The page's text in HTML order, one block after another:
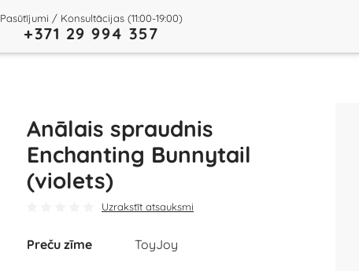
Pasūtījumi / Konsultācijas (11:00-19:00)
+371 29 994 357
Anālais spraudnis
Enchanting Bunnytail
(violets)
Uzrakstīt atsauksmi
Preču zīme ToyJoy